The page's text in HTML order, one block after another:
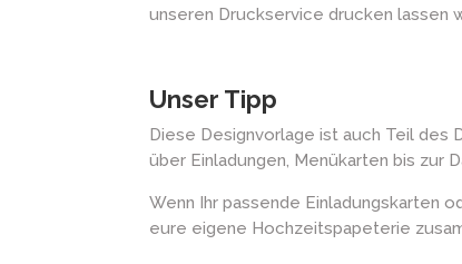
unseren Druckservice drucken lassen
Unser Tipp
Diese Designvorlage ist auch Teil des
über Einladungen, Menükarten bis zur
Wenn Ihr passende Einladungskarten
eure eigene Hochzeitspapeterie